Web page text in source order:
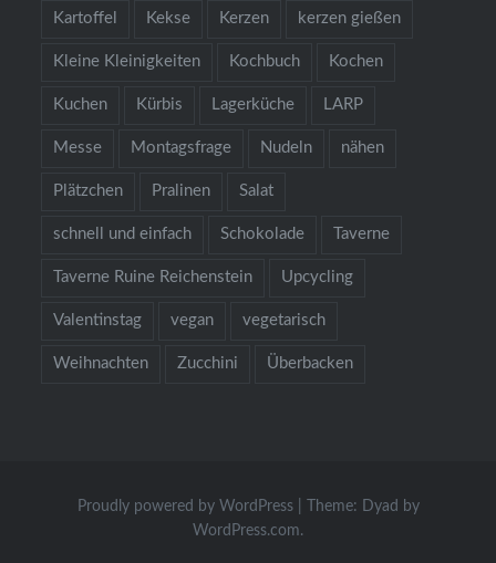
Kartoffel Kekse Kerzen kerzen gießen
Kleine Kleinigkeiten Kochbuch Kochen
Kuchen Kürbis Lagerküche LARP
Messe Montagsfrage Nudeln nähen
Plätzchen Pralinen Salat
schnell und einfach Schokolade Taverne
Taverne Ruine Reichenstein Upcycling
Valentinstag vegan vegetarisch
Weihnachten Zucchini Überbacken
Proudly powered by WordPress
Theme: Dyad by
WordPress.com.